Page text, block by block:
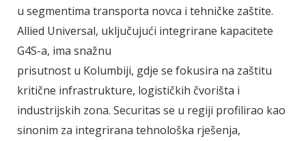
u segmentima transporta novca i tehničke zaštite.
Allied Universal, uključujući integrirane kapacitete
G4S-a, ima snažnu
prisutnost u Kolumbiji, gdje se fokusira na zaštitu
kritične infrastrukture, logističkih čvorišta i
industrijskih zona. Securitas se u regiji profilirao kao
sinonim za integrirana tehnološka rješenja,